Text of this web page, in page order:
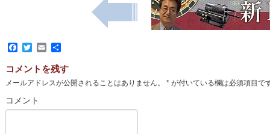
Facebook
TwitterEmail
共
コメントを残す
メールアドレスが公開されることはありません。 *が付いている欄は必須項目で
コメント